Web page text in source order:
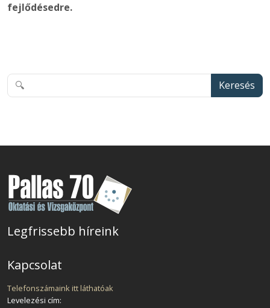
fejlődésedre.
Keresés
Legfrissebb híreink
Kapcsolat
Telefonszámaink itt láthatóak
Levelezési cím: